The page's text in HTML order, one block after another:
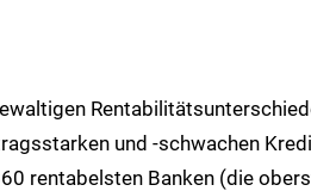
und -schwachen
rentabelsten Banken (die